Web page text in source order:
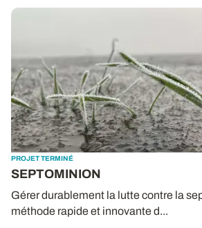
: comment
rendements en 2024 ?
Outre le recul des surfaces semées en
collecte catastrophique de...
30 JANV. 2025
PROJET TERMINÉ
SEPTOMINION
Gérer durablement la lutte contre la
méthode rapide et innovante d...